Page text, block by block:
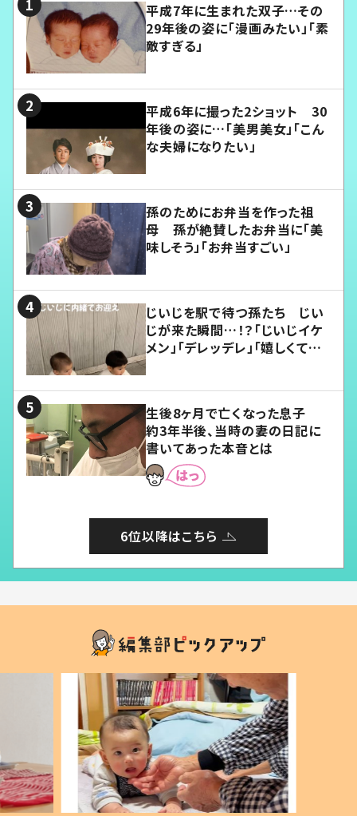
平成7年に生まれた双子…その
29年後の姿に「漫画みたい」「素
敵すぎる」
平成6年に撮った2ショット 30
年後の姿に…「美男美女」「こん
な夫婦になりたい」
孫のためにお弁当を作った祖
母 孫が絶賛したお弁当に「美
味しそう」「お弁当すごい」
じいじを駅で待つ孫たち じい
じが来た瞬間…！？「じいじイケ
メン」「デレッデレ」「嬉しくて可
生後8ヶ月で亡くなった息子
約3年半後、当時の妻の日記に
書いてあった本音とは
6位以降はこちら